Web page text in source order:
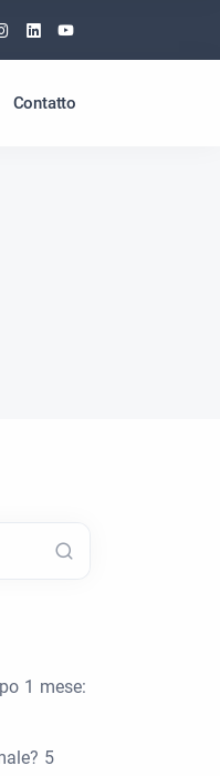
Instagram
Linkedin
Youtube
Contatto
1 mese:
5